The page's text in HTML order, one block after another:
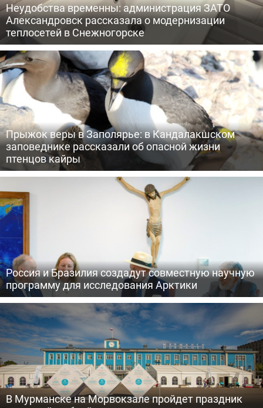
Неудобства временны: администрация ЗАТО
Александровск рассказала о модернизации
теплосетей в Снежногорске
Прыжок веры в Заполярье: в Кандалакшском
заповеднике рассказали об опасной жизни
птенцов кайры
Россия и Бразилия создадут совместную научную
программу для исследования Арктики
В Мурманске на Морвокзале пройдет праздник